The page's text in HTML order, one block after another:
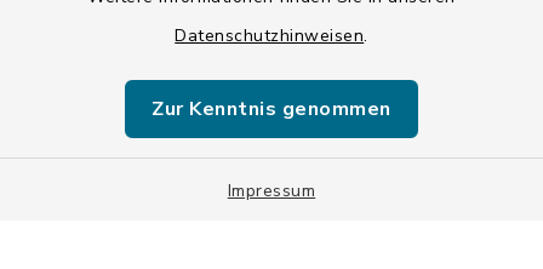
Datenschutzhinweisen.
Zur Kenntnis genommen
Impressum
Sitemap